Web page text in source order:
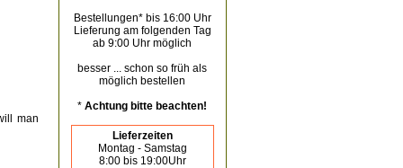
man
Bestellungen* bis 16:00 Uhr
Lieferung am folgenden Tag
ab 9:00 Uhr möglich
besser ... schon so früh als
möglich bestellen
*Achtung bitte beachten!
Lieferzeiten
Montag - Samstag
8:00 bis 19:00Uhr